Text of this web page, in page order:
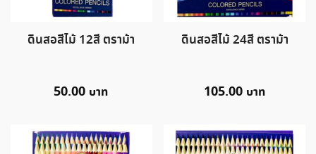
ดินสอสีไม้ 12สี ตราม้า
50.00
ดินสอสีไม้ 24สี ตราม้า
105.00